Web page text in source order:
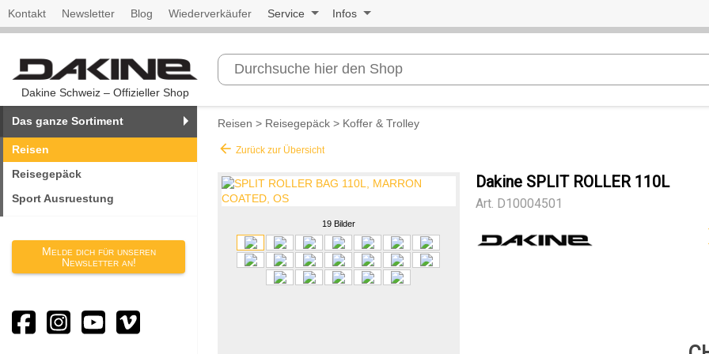
Kontakt Newsletter Blog Wiederverkäufer Service Infos
Dakine Schweiz – Offizieller Shop
Das ganze Sortiment
Reisen
Reisegepäck
Sport Ausruestung
Melde dich für unseren
Newsletter an!
Reisen > Reisegepäck > Koffer & Trolley
arrow_back Zurück zur Übersicht
19 Bilder
Dakine SPLIT ROLLER 110L
Art. D10004501